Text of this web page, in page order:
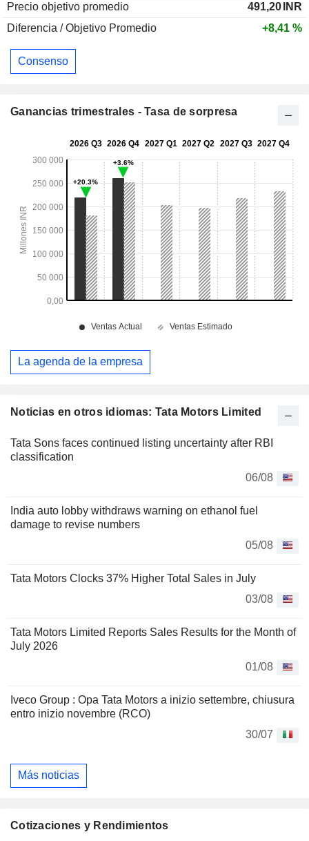
Noticias en otros idiomas: Tata Motors Limited
Tata Sons faces continued listing uncertainty after RBI
classification
06/08
India auto lobby withdraws warning on ethanol fuel
damage to revise numbers
05/08
Tata Motors Clocks 37% Higher Total Sales in July
03/08
Tata Motors Limited Reports Sales Results for the Month of
July 2026
01/08
Iveco Group : Opa Tata Motors a inizio settembre, chiusura
entro inizio novembre (RCO)
30/07
Más noticias
Cotizaciones y Rendimientos
Precio objetivo promedio
491,20 INR
Diferencia / Objetivo Promedio
+8,41 %
Consenso
Ganancias trimestrales - Tasa de sorpresa
La agenda de la empresa